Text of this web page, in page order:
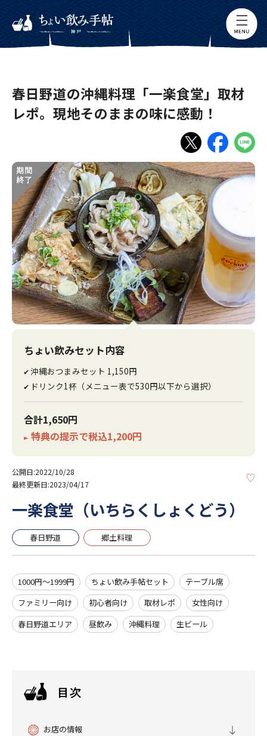
春日野道の沖縄料理「一楽食堂」取材
レポ。現地そのままの味に感動！
ちょい飲みセット内容
✔沖縄おつまみセット 1,150円
✔ ドリンク1杯（メニュー表で530円以下から選択）
合計1,650円
► 特典の提示で税込1,200円
公開日:2022/10/28
最終更新日:2023/04/17
一楽食堂（いちらくしょくどう）
春日野道 郷土料理
1000円～1999円 ちょい飲み手帖セット
テーブル席
ファミリー向け
初心者向け 取材レポ
女性向け
春日野道エリア
昼飲み 沖縄料理 生ビール
お店の情報